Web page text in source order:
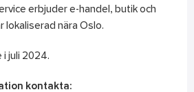
erbjuder e-handel, butik och
lokaliserad nära Oslo.
i juli 2024.
kontakta: